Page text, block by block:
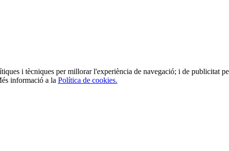
i tècniques per millorar l'experiència de navegació; i de publicitat
informació a la Política de cookies.